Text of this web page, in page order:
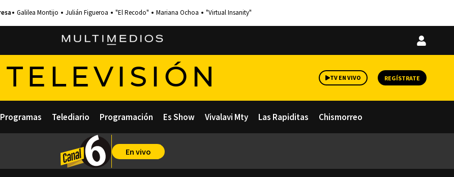
Galilea Montijo Julián Figueroa "El Recodo" Mariana Ochoa "Virtual Insanity"
Iniciar
TELEVISIÓN TV EN VIVO REGÍSTRATE
Programas Telediario Programación Es Show Vivalavi Mty Las Rapiditas Chismorreo
En vivo